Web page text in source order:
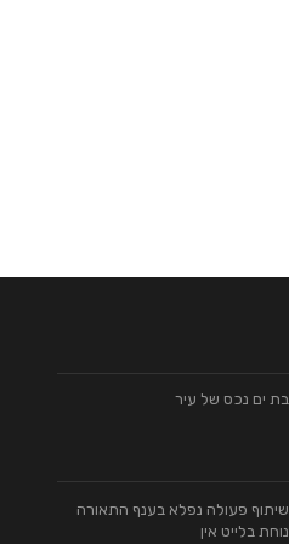
בת ים נכס של עיר
שיתוף פעולה נפלא בענף התאורה
נוחת בלייט אין